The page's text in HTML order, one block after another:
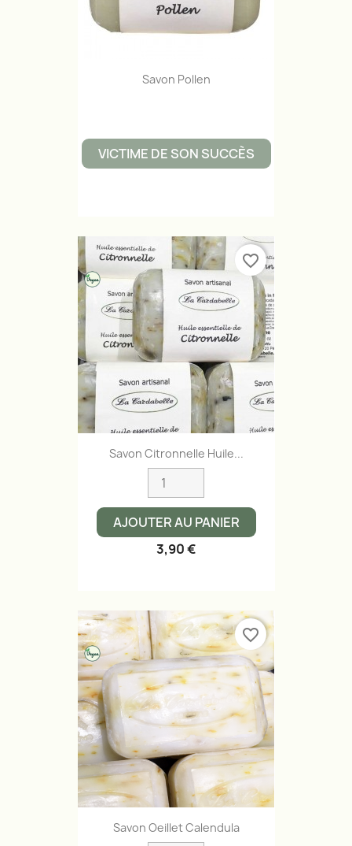
Savon Pollen
VICTIME DE SON SUCCÈS
Savon Citronnelle Huile...
AJOUTER AU PANIER
3,90 €
favorite_border
Savon Oeillet Calendula
favorite_border